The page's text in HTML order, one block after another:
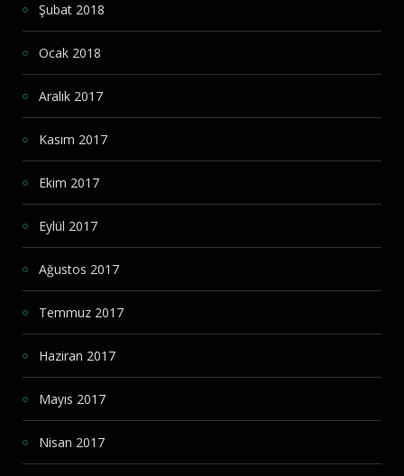
Şubat 2018
Ocak 2018
Aralık 2017
Kasım 2017
Ekim 2017
Eylül 2017
Ağustos 2017
Temmuz 2017
Haziran 2017
Mayıs 2017
Nisan 2017